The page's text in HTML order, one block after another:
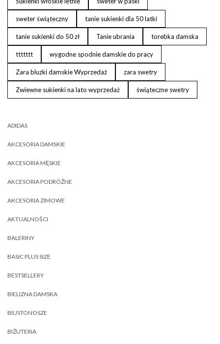
sweter świąteczny tanie sukienki dla 50 latki
tanie sukienki do 50 zł Tanie ubrania torebka damska
ttttttt wygodne spodnie damskie do pracy
Zara bluzki damskie Wyprzedaż zara swetry
Zwiewne sukienki na lato wyprzedaż świąteczne swetry
ADIDAS
AKCESORIA DAMSKIE
AKCESORIA MĘSKIE
AKCESORIA PODRÓŻNE
AKCESORIA ZIMOWE
AKTUALNOŚCI
BALERINY
BASIC PLUS SIZE
BESTSELLERY
BIELIZNA DAMSKA
BIUSTONOSZE
BIŻUTERIA